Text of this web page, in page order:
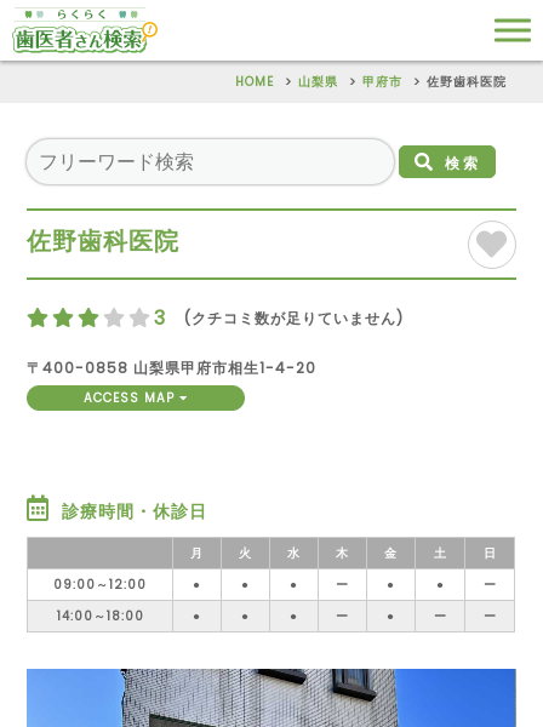
HOME 山梨県 甲府市 佐野歯科医院
検索
佐野歯科医院
3 (クチコミ数が足りていません)
〒400-0858 山梨県甲府市相生1-4-20
ACCESS MAP
診療時間・休診日
月 火 水 木 金 土
日
09:00～12:00
● ● ● ー ● ●
ー
14:00～18:00
● ● ● ー ● ー ー